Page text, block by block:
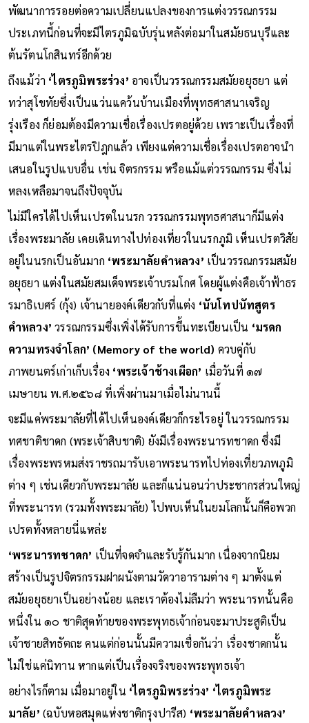
พัฒนาการรอยต่อความเปลี่ยนแปลงของการแต่งวรรณกรรม
ประเภทนี้ก่อนที่จะมีไตรภูมิฉบับรุ่นหลังต่อมาในสมัยธนบุรีและ
ต้นรัตนโกสินทร์อีกด้วย
ถึงแม้ว่า ‘ไตรภูมิพระร่วง’ อาจเป็นวรรณกรรมสมัยอยุธยา แต่
ทว่าสุโขทัยซึ่งเป็นแว่นแคว้นบ้านเมืองที่พุทธศาสนาเจริญ
รุ่งเรือง ก็ย่อมต้องมีความเชื่อเรื่องเปรตอยู่ด้วย เพราะเป็นเรื่องที่
มีมาแต่ในพระไตรปิฎกแล้ว เพียงแต่ความเชื่อเรื่องเปรตอาจนำ
เสนอในรูปแบบอื่น เช่น จิตรกรรม หรือแม้แต่วรรณกรรม ซึ่งไม่
หลงเหลือมาจนถึงปัจจุบัน
ไม่มีใครได้ไปเห็นเปรตในนรก วรรณกรรมพุทธศาสนาก็มีแต่ง
เรื่องพระมาลัย เคยเดินทางไปท่องเที่ยวในนรกภูมิ เห็นเปรตวิสัย
อยู่ในนรกเป็นอันมาก ‘พระมาลัยคำหลวง’ เป็นวรรณกรรมสมัย
อยุธยา แต่งในสมัยสมเด็จพระเจ้าบรมโกศ โดยผู้แต่งคือเจ้าฟ้าธร
รมาธิเบศร์ (กุ้ง) เจ้านายองค์เดียวกับที่แต่ง ‘นันโทปนัทสูตร
คำหลวง’ วรรณกรรมซึ่งเพิ่งได้รับการขึ้นทะเบียนเป็น ‘มรดก
ความทรงจำโลก’ (Memory of the world) ควบคู่กับ
ภาพยนตร์เก่าเก็บเรื่อง ‘พระเจ้าช้างเผือก’ เมื่อวันที่ ๑๗
เมษายน พ.ศ.๒๕๖๘ ที่เพิ่งผ่านมาเมื่อไม่นานนี้
จะมีแค่พระมาลัยที่ได้ไปเห็นองค์เดียวก็กระไรอยู่ ในวรรณกรรม
ทศชาติชาดก (พระเจ้าสิบชาติ) ยังมีเรื่องพระนารทชาดก ซึ่งมี
เรื่องพระพรหมส่งราชรถมารับเอาพระนารทไปท่องเที่ยวภพภูมิ
ต่าง ๆ เช่นเดียวกับพระมาลัย และก็แน่นอนว่าประชากรส่วนใหญ่
ที่พระนารท (รวมทั้งพระมาลัย) ไปพบเห็นในยมโลกนั้นก็คือพวก
เปรตทั้งหลายนี่แหล่ะ
‘พระนารทชาดก’ เป็นที่จดจำและรับรู้กันมาก เนื่องจากนิยม
สร้างเป็นรูปจิตรกรรมฝาผนังตามวัดวาอารามต่าง ๆ มาตั้งแต่
สมัยอยุธยาเป็นอย่างน้อย และเราต้องไม่ลืมว่า พระนารทนั้นคือ
หนึ่งใน ๑๐ ชาติสุดท้ายของพระพุทธเจ้าก่อนจะมาประสูติเป็น
เจ้าชายสิทธัตถะ คนแต่ก่อนนั้นมีความเชื่อกันว่า เรื่องชาดกนั้น
ไม่ใช่แค่นิทาน หากแต่เป็นเรื่องจริงของพระพุทธเจ้า
อย่างไรก็ตาม เมื่อมาอยู่ใน ‘ไตรภูมิพระร่วง’ ‘ไตรภูมิพระ
มาลัย’ (ฉบับหอสมุดแห่งชาติกรุงปารีส) ‘พระมาลัยคำหลวง’